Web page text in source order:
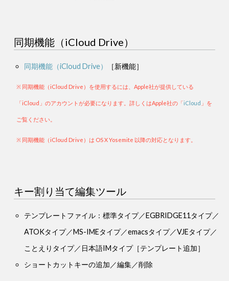
同期機能（iCloud Drive）
同期機能（iCloud Drive） ［新機能］
※ 同期機能（iCloud Drive）を使用するには、Apple社が提供している
「iCloud」のアカウントが必要になります。詳しくはApple社の「iCloud 」を
ご覧ください。
※ 同期機能（iCloud Drive）は OS X Yosemite 以降の対応となります。
キー割り当て編集ツール
テンプレートファイル：標準タイプ／EGBRIDGE11タイプ／
ATOKタイプ／MS-IMEタイプ／emacsタイプ／VJEタイプ／
ことえりタイプ／日本語IMタイプ［テンプレート追加］
ショートカットキーの追加／編集／削除